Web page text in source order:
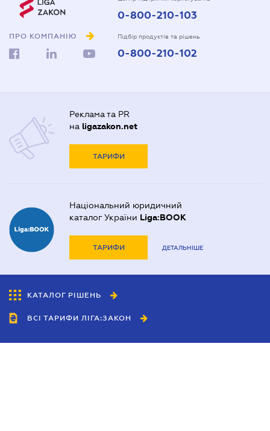
ПРО КОМПАНІЮ
0-800-210-103
Підбір продуктів та рішень
0-800-210-102
Реклама та PR
на ligazakon.net
ТАРИФИ
Національний юридичний
каталог України Liga:BOOK
ТАРИФИ ДЕТАЛЬНІШЕ
КАТАЛОГ РІШЕНЬ
ВСІ ТАРИФИ ЛІГА:ЗАКОН